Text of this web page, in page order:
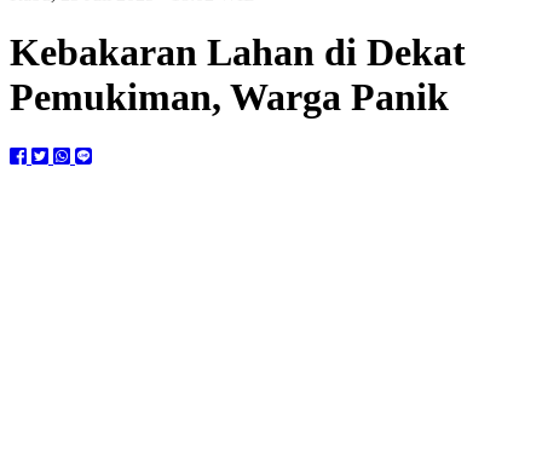
Kebakaran Lahan di Dekat
Pemukiman, Warga Panik